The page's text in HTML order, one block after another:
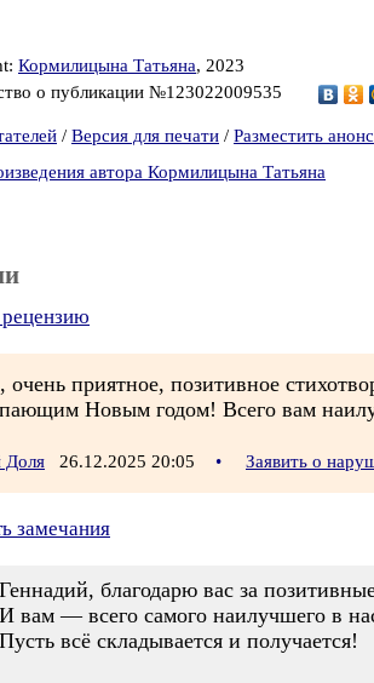
Кормилицына Татьяна, 2023
о публикации №123022009535
/ Версия для печати / Разместить анонс
автора Кормилицына Татьяна
очень приятное, позитивное
Новым годом! Всего вам
Доля 26.12.2025 20:05 • Заявить о
замечания
Геннадий, благодарю вас за
И вам — всего самого наилучшего в
Пусть всё складывается и получается!